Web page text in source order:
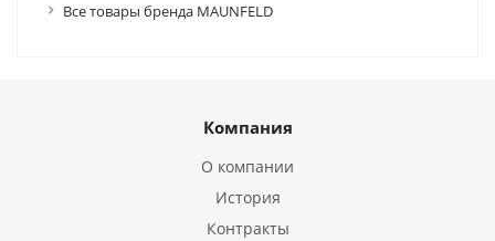
Все товары бренда MAUNFELD
Компания
О компании
История
Контракты